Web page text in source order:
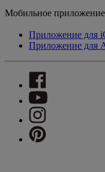
Мобильное приложение
Приложение для
Приложение для